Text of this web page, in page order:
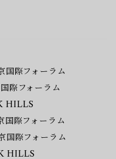
国際フォーラム
際フォーラム
HILLS
国際フォーラム
国際フォーラム
HILLS